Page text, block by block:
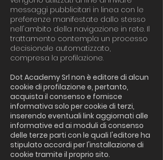
messaggi pubblicitari in linea con le
preferenze manifestate dallo stesso
nell'ambito della navigazione in rete. Il
trattamento contempla un processo
decisionale automatizzato,
compresa la profilazione.
Dot Academy Srl non è editore di alcun
cookie di profilazione e, pertanto,
acquista il consenso e fornisce
informativa solo per cookie di terzi,
inserendo eventuali link aggiornati alle
informative ed ai moduli di consenso
delle terze parti con le quali l'editore ha
stipulato accordi per l'installazione di
cookie tramite il proprio sito.